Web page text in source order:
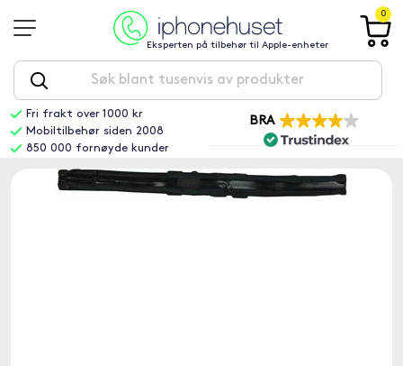
Eksperten på tilbehør til Apple-enheter
0
Fri frakt over 1000 kr
Mobiltilbehør siden 2008
850 000 fornøyde kunder
BRA